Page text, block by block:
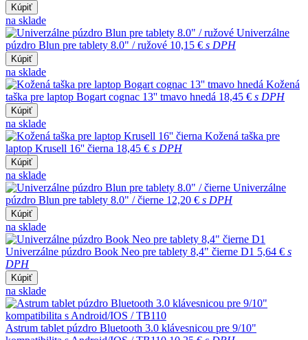
Kúpiť
na sklade
Univerzálne
púzdro Blun pre tablety 8.0" / ružové 10,15 € s DPH
Kúpiť
na sklade
Kožená
taška pre laptop Bogart cognac 13'' tmavo hnedá 18,45 € s DPH
Kúpiť
na sklade
Kožená taška pre
laptop Krusell 16'' čierna 18,45 € s DPH
Kúpiť
na sklade
Univerzálne
púzdro Blun pre tablety 8.0" / čierne 12,20 € s DPH
Kúpiť
na sklade
Univerzálne púzdro Book Neo pre tablety 8,4" čierne D1 5,64 € s
DPH
Kúpiť
na sklade
Astrum tablet púzdro Bluetooth 3.0 klávesnicou pre 9/10"